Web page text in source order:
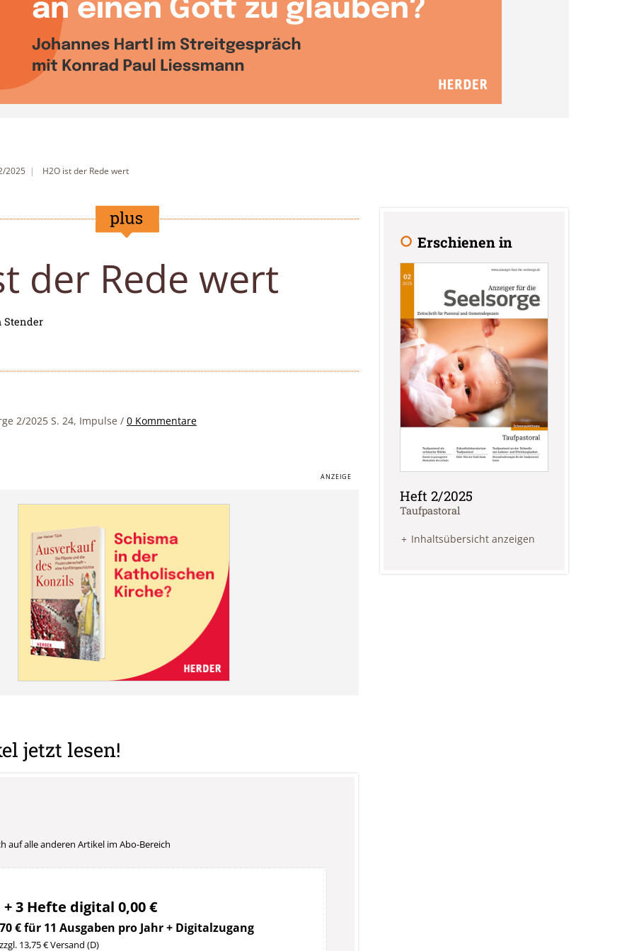
2025 H2O ist der Rede wert
der Rede wert
Stender
2/2025 S. 24, Impulse / 0 Kommentare
jetzt lesen!
auf alle anderen Artikel im Abo-Bereich
3 Hefte digital 0,00 €
€ für 11 Ausgaben pro Jahr + Digitalzugang
13,75 € Versand (D)
Erschienen in
Heft 2/2025
:
Taufpastoral
Inhaltsübersicht anzeigen